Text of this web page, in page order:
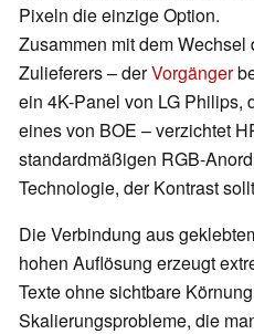
Pixeln die einzige Option.
Zusammen mit dem Wechsel
Zulieferers – derVorgänger
ein 4K-Panel von LG Philips,
eines von BOE – verzichtet
standardmäßigen RGB-
Technologie, der Kontrast
Die Verbindung aus
hohen Auflösung erzeugt
Texte ohne sichtbare
Skalierungsprobleme, die